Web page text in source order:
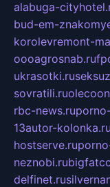
alabuga-
bud-em-
korolevremont-
oooagrosnab.ru
ukrasotki.ru
sovratili.ru
rbc-news.ru
13autor-kolonka.ru
hostserve.ru
neznobi.ru
delfinet.ru